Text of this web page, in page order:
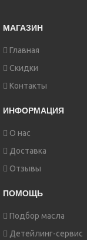
МАГАЗИН
Главная
Скидки
Контакты
ИНФОРМАЦИЯ
О нас
Доставка
Отзывы
ПОМОЩЬ
Подбор масла
Детейлинг-сервис